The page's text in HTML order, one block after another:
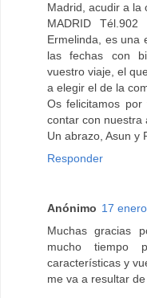
Madrid, acudir a la
MADRID
Ermelinda, es una
las fechas con
vuestro viaje, el
a elegir el de la
Os felicitamos
contar con nuestra
Un abrazo, Asun y
Responder
Anónimo 17
Muchas gracias
mucho tiempo
características y
me va a resultar de